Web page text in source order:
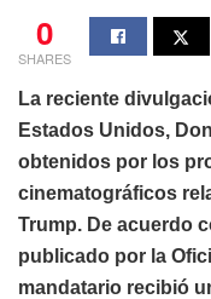
0
SHARES
La reciente
Estados Unidos,
obtenidos por los
cinematográficos
Trump. De acuerdo
publicado por la
mandatario recibió